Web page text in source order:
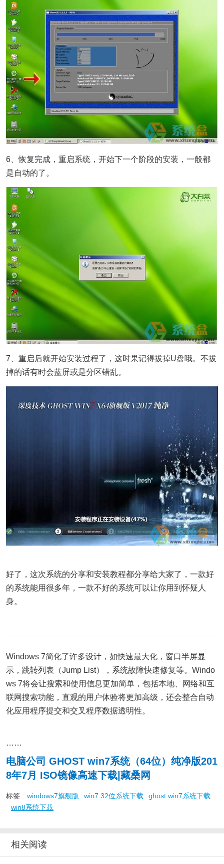
6、恢复完成，重启系统，开始下一个阶段的安装，一般都
是自动的了。
7、重启后就开始安装过程了，这时果记得拔掉U盘哦。不拔
掉的话有时会蓝屏或是分区错乱。
好了，这次系统的分享和安装教程都分享给大家了，一款好
的系统能用很多年，一款不好的系统可以让你用到怀疑人
身。
Windows 7简化了许多设计，如快速最大化，窗口半屏显
示，跳转列表（Jump List），系统故障快速修复等。Windo
ws 7将会让搜索和使用信息更加简单，包括本地、网络和互
联网搜索功能，直观的用户体验将更加高级，还会整合自动
化应用程序提交和交叉程序数据透明性。
……
电脑公司 GHOST win7系统（64位）纯净版201
8年7月 ISO镜像高速下载|藏桑网
标签: windows7旗舰版 win7 32位系统下载
ghost win7系统下载
win8系统下载
相关阅读